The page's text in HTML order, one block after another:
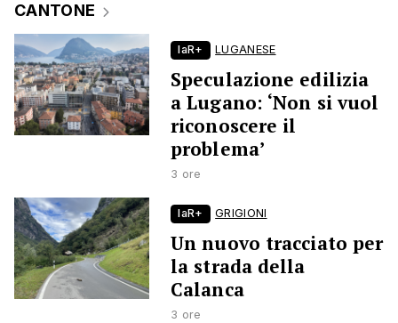
CANTONE
laR+ LUGANESE
Speculazione edilizia
a Lugano: ‘Non si vuol
riconoscere il
problema’
3 ore
laR+ GRIGIONI
Un nuovo tracciato per
la strada della
Calanca
3 ore